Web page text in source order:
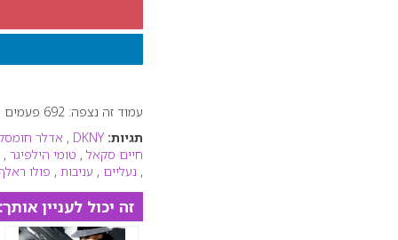
עמוד זה נצפה: 692 פעמים
תגיות: DKNY
, אדלר
חיים סקאל , טומי הילפיגר ,
, נעליים , עניבות , פולו
זה יכול לעניין אותך: